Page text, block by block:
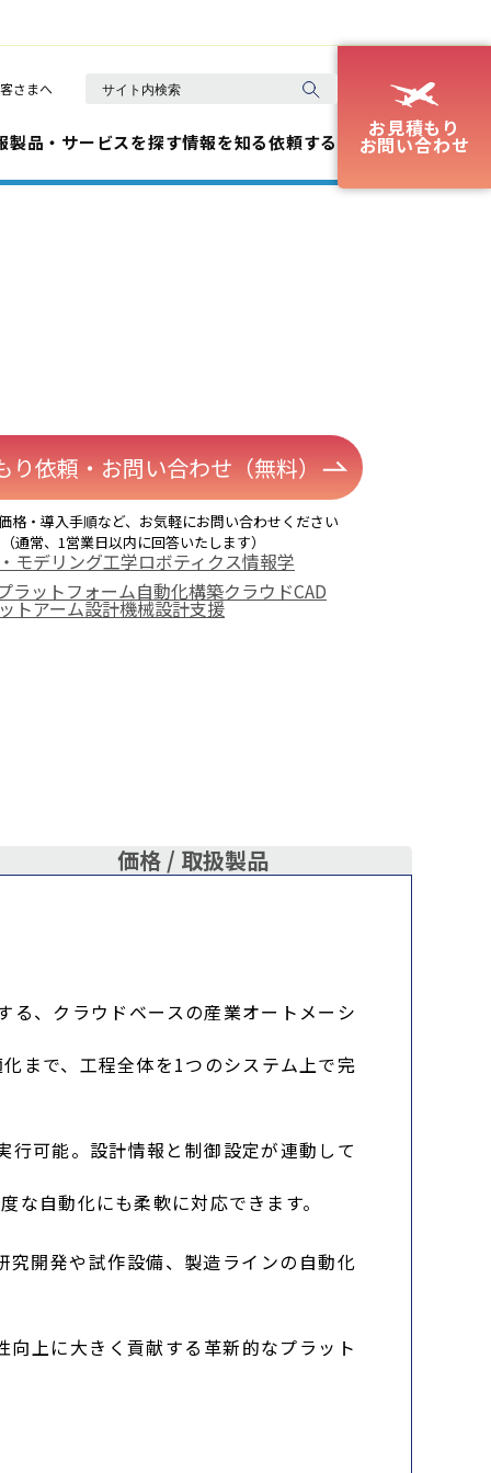
さまへ
製品・サービスを探す情報を知る依頼する
お見積もり
お問い合わせ
り依頼・お問い合わせ（無料）
格・導入手順など、お気軽にお問い合わせください
（通常、1営業日以内に回答いたします）
モデリング工学ロボティクス情報学
ラットフォーム自動化構築クラウドCAD
トアーム設計機械設計支援
価格 / 取扱製品
る、クラウドベースの産業オートメーシ
まで、工程全体を1つのシステム上で完
可能。設計情報と制御設定が連動して
自動化にも柔軟に対応できます。
開発や試作設備、製造ラインの自動化
上に大きく貢献する革新的なプラット